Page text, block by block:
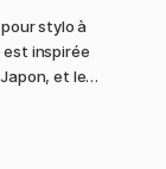
stylo à
est inspirée
et les